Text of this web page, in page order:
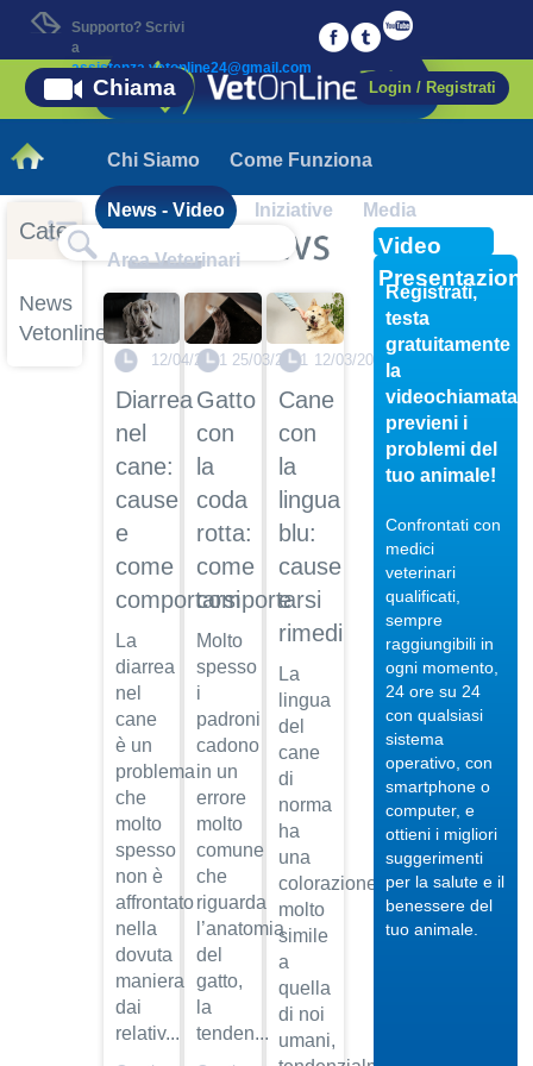
Supporto? Scrivi
a
assistenza.vetonline24@gmail.com
Chi Siamo Come Funziona
News - Video Iniziative Media
Area Veterinari
Login / Registrati
Chiama
Categorie
News
Vetonline
12/04/2021
Diarrea
nel
cane:
cause
e
come
comportarsi
La
diarrea
nel
cane
è un
problema
che
molto
spesso
non è
affrontato
nella
dovuta
maniera
dai
relativ...
25/03/2021
Gatto
con
la
coda
rotta:
come
comportarsi
Molto
spesso
i
padroni
cadono
in un
errore
molto
comune
che
riguarda
l’anatomia
del
gatto,
la
tenden...
12/03/2021
Cane
con
la
lingua
blu:
cause
e
rimedi
La
lingua
del
cane
di
norma
ha
una
colorazione
molto
simile
a
quella
di noi
umani,
Video
Registrati,
testa
gratuitamente
la
videochiamata,
previeni i
problemi del
tuo animale!
Confrontati con
medici
veterinari
qualificati,
sempre
raggiungibili in
ogni momento,
24 ore su 24
con qualsiasi
sistema
operativo, con
smartphone o
computer, e
ottieni i migliori
suggerimenti
per la salute e il
benessere del
tuo animale.
04/10/
Veterinario
di
Maurizio
Albano
Guarda
il video
04/10/
Regalare